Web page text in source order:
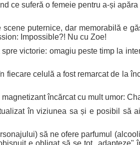
ce suferă o femeie pentru a-și
puternice, dar memorabilă e
Impossible?! Nu cu Zoe!
victorie: omagiu peste timp la
fiecare celulă a fost remarcat de la
încărcat cu mult umor:
în viziunea sa și e posibil să
să ne ofere parfumul
e obligat să se tot „adapteze"